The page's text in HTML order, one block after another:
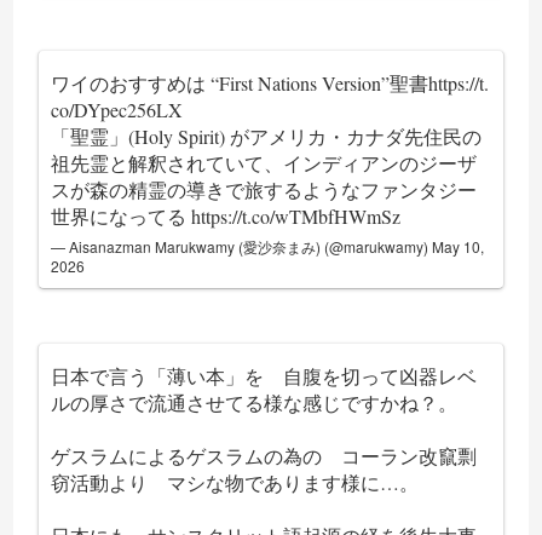
ワイのおすすめは “First Nations Version”聖書https://t.
co/DYpec256LX
「聖霊」(Holy Spirit) がアメリカ・カナダ先住民の
祖先霊と解釈されていて、インディアンのジーザ
スが森の精霊の導きで旅するようなファンタジー
世界になってるhttps://t.co/wTMbfHWmSz
— Aisanazman Marukwamy (愛沙奈まみ) (@marukwamy) May 10,
2026
日本で言う「薄い本」を 自腹を切って凶器レベ
ルの厚さで流通させてる様な感じですかね？。
ゲスラムによるゲスラムの為の コーラン改竄剽
窃活動より マシな物であります様に…。